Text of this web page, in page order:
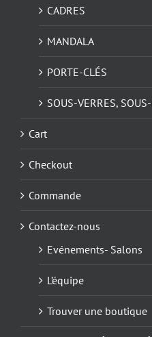
CADRES
MANDALA
PORTE-CLÉS
SOUS-VERRES,
Cart
Checkout
Commande
Contactez-nous
Evénements- Salons
L’équipe
Trouver une boutique